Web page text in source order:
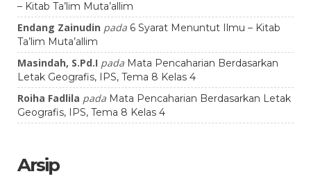
– Kitab Ta’lim Muta’allim
Endang Zainudin pada 6 Syarat Menuntut Ilmu – Kitab
Ta’lim Muta’allim
Masindah, S.Pd.I pada Mata Pencaharian Berdasarkan
Letak Geografis, IPS, Tema 8 Kelas 4
Roiha Fadlila pada Mata Pencaharian Berdasarkan Letak
Geografis, IPS, Tema 8 Kelas 4
Arsip